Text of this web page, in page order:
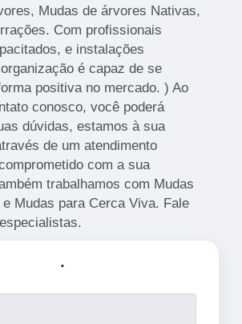
Mudas de árvores Nativas,
Com profissionais
e instalações
é capaz de se
positiva no mercado. ) Ao
conosco, você poderá
dúvidas, estamos à sua
de um atendimento
com a sua
trabalhamos com Mudas
Mudas para Cerca Viva. Fale
.